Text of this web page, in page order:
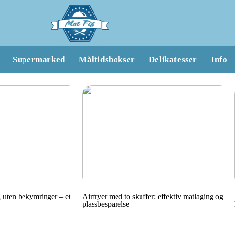
Supermarked Måltidsbokser Delikatesser Info
bekymringer – et
Airfryer med to skuffer: effektiv matlaging og
plassbesparelse